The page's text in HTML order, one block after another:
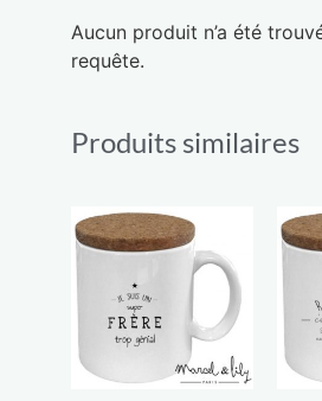
Aucun produit n’a été
requête.
Produits similaires